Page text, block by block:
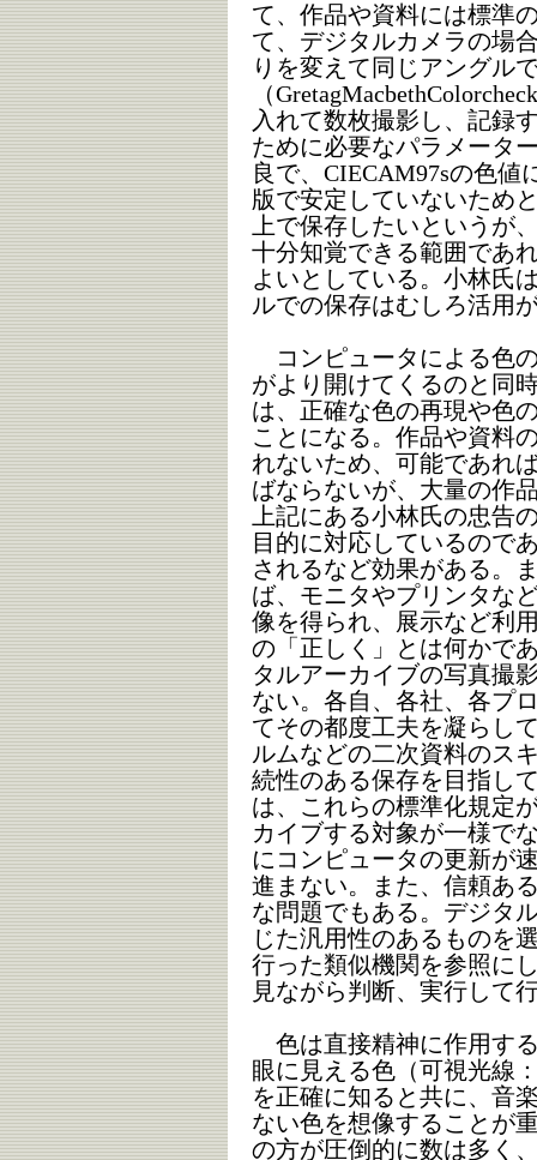
て、作品や資料には標準
て、デジタルカメラの場
りを変えて同じアングル
（
入れて数枚撮影し、記録
ために必要なパラメータ
良で、CIECAM97sの色
版で安定していないため
上で保存したいというが
十分知覚できる範囲であ
よいとしている。小林氏
ルでの保存はむしろ活用
コンピュータによる色
がより開けてくるのと同
は、正確な色の再現や色
ことになる。作品や資料
れないため、可能であれ
ばならないが、大量の作
上記にある小林氏の忠告
目的に対応しているので
されるなど効果がある。
ば、モニタやプリンタな
像を得られ、展示など利
の「正しく」とは何かで
タルアーカイブの写真撮
ない。各自、各社、各プ
てその都度工夫を凝らし
ルムなどの二次資料のス
続性のある保存を目指し
は、これらの標準化規定
カイブする対象が一様で
にコンピュータの更新が
進まない。また、信頼あ
な問題でもある。デジタ
じた汎用性のあるものを
行った類似機関を参照に
見ながら判断、実行して
色は直接精神に作用す
眼に見える色（可視光線
を正確に知ると共に、音
ない色を想像することが
の方が圧倒的に数は多く